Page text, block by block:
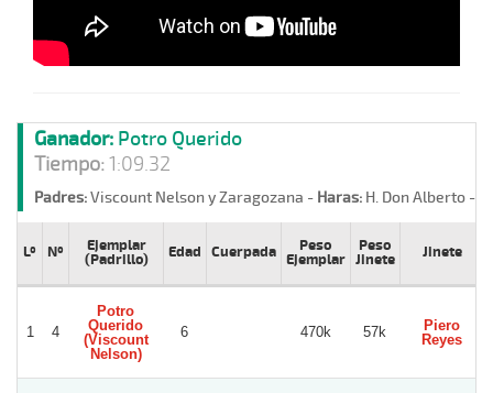
Ganador: Potro Querido
Tiempo:1:09.32
Padres:Viscount Nelson y Zaragozana - Haras: H. Don Alberto -
Lº Nº
Ejemplar
(Padrillo)
Edad Cuerpada
Peso
Ejemplar
Peso
Jinete
Jinete
1 4
Potro
Querido
(Viscount
Nelson)
6 470k 57k
Piero
Reyes